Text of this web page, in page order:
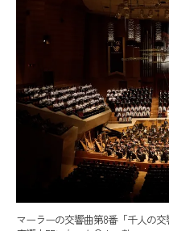
マーラーの交響曲第8番「千人の